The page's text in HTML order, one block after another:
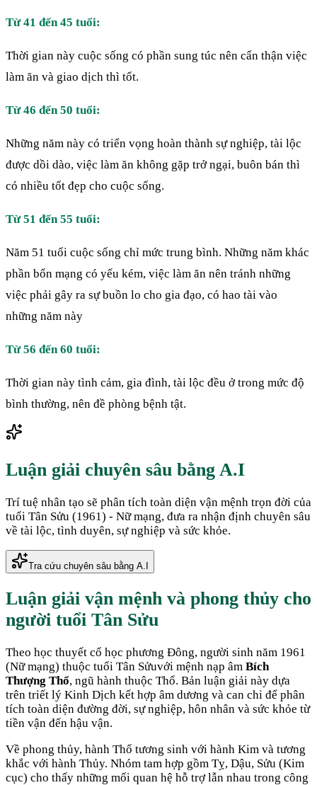
Từ 41 đến 45 tuổi:
Thời gian này cuộc sống có phần sung túc nên cẩn thận việc
làm ăn và giao dịch thì tốt.
Từ 46 đến 50 tuổi:
Những năm này có triển vọng hoàn thành sự nghiệp, tài lộc
được dồi dào, việc làm ăn không gặp trở ngại, buôn bán thì
có nhiều tốt đẹp cho cuộc sống.
Từ 51 đến 55 tuổi:
Năm 51 tuổi cuộc sống chỉ mức trung bình. Những năm khác
phần bổn mạng có yếu kém, việc làm ăn nên tránh những
việc phải gây ra sự buồn lo cho gia đạo, có hao tài vào
những năm này
Từ 56 đến 60 tuổi:
Thời gian này tình cảm, gia đình, tài lộc đều ở trong mức độ
bình thường, nên đề phòng bệnh tật.
Luận giải chuyên sâu bằng A.I
Trí tuệ nhân tạo sẽ phân tích toàn diện vận mệnh trọn đời của
tuổi Tân Sửu (1961) - Nữmạng, đưa ra nhận định chuyên sâu
về tài lộc, tình duyên, sự nghiệp và sức khỏe.
Tra cứu chuyên sâu bằng A.I
Luận giải vận mệnh và phong thủy cho
người tuổi Tân Sửu
Theo học thuyết cổ học phương Đông, người sinh năm 1961
(Nữ mạng) thuộc tuổi Tân Sửuvới mệnh nạp âm Bích
Thượng Thổ, ngũ hành thuộc Thổ. Bản luận giải này dựa
trên triết lý Kinh Dịch kết hợp âm dương và can chi để phân
tích toàn diện đường đời, sự nghiệp, hôn nhân và sức khỏe từ
tiền vận đến hậu vận.
Về phong thủy, hành Thổ tương sinh với hành Kim và tương
khắc với hành Thủy. Nhóm tam hợp gồm Tỵ, Dậu, Sửu (Kim
cục) cho thấy những mối quan hệ hỗ trợ lẫn nhau trong công